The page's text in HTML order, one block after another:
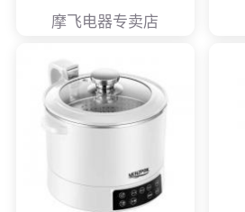
摩飞电器专卖店